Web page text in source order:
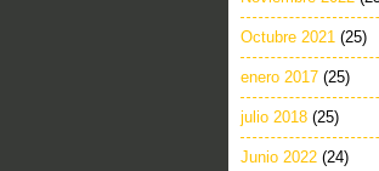
Octubre 2021 (25)
enero 2017 (25)
julio 2018 (25)
Junio 2022 (24)